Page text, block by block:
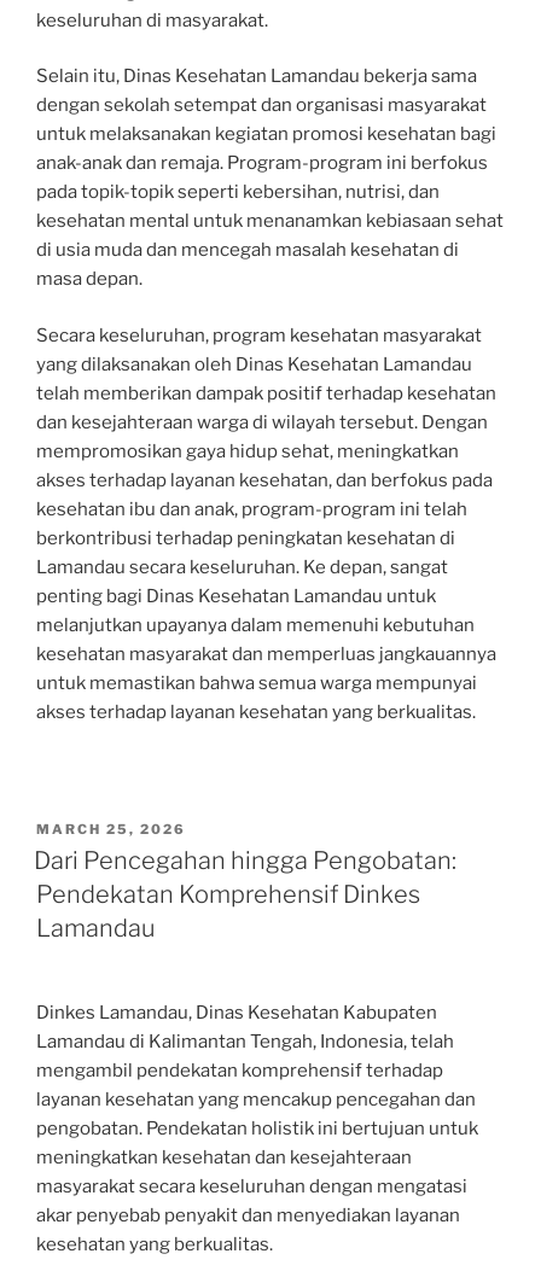
keseluruhan di masyarakat.
Selain itu, Dinas Kesehatan Lamandau bekerja sama
dengan sekolah setempat dan organisasi masyarakat
untuk melaksanakan kegiatan promosi kesehatan bagi
anak-anak dan remaja. Program-program ini berfokus
pada topik-topik seperti kebersihan, nutrisi, dan
kesehatan mental untuk menanamkan kebiasaan sehat
di usia muda dan mencegah masalah kesehatan di
masa depan.
Secara keseluruhan, program kesehatan masyarakat
yang dilaksanakan oleh Dinas Kesehatan Lamandau
telah memberikan dampak positif terhadap kesehatan
dan kesejahteraan warga di wilayah tersebut. Dengan
mempromosikan gaya hidup sehat, meningkatkan
akses terhadap layanan kesehatan, dan berfokus pada
kesehatan ibu dan anak, program-program ini telah
berkontribusi terhadap peningkatan kesehatan di
Lamandau secara keseluruhan. Ke depan, sangat
penting bagi Dinas Kesehatan Lamandau untuk
melanjutkan upayanya dalam memenuhi kebutuhan
kesehatan masyarakat dan memperluas jangkauannya
untuk memastikan bahwa semua warga mempunyai
akses terhadap layanan kesehatan yang berkualitas.
POSTED
ON
MARCH 25, 2026
Dari Pencegahan hingga Pengobatan:
Pendekatan Komprehensif Dinkes
Lamandau
Dinkes Lamandau, Dinas Kesehatan Kabupaten
Lamandau di Kalimantan Tengah, Indonesia, telah
mengambil pendekatan komprehensif terhadap
layanan kesehatan yang mencakup pencegahan dan
pengobatan. Pendekatan holistik ini bertujuan untuk
meningkatkan kesehatan dan kesejahteraan
masyarakat secara keseluruhan dengan mengatasi
akar penyebab penyakit dan menyediakan layanan
kesehatan yang berkualitas.